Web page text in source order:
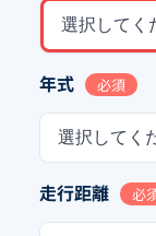
選択してく
年式 必須
選択してく
走行距離 必